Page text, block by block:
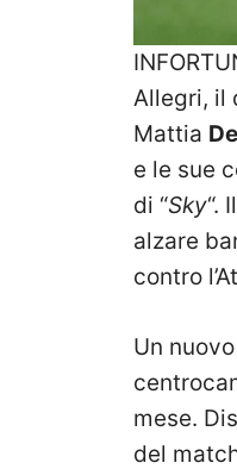
Allegri, il
Mattia
e le sue
di “Sky“.
alzare
contro
Un
mese.
del